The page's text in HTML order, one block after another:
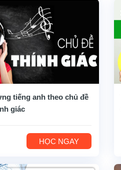
tiếng anh theo chủ đề
giác
HỌC NGAY